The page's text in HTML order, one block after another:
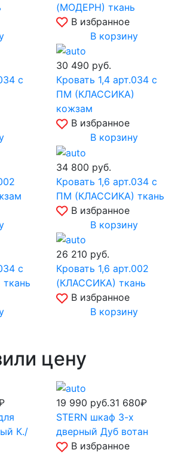
(МОДЕРН) ткань
В избранное
В корзину
с
30 490 руб.
Кровать 1,4 арт.034 с
ПМ (КЛАССИКА)
кожзам
В избранное
В корзину
34 800 руб.
Кровать 1,6 арт.034 с
ПМ (КЛАССИКА) ткань
В избранное
В корзину
с
26 210 руб.
Кровать 1,6 арт.002
(КЛАССИКА) ткань
В избранное
В корзину
цену
К./
19 990 руб.31 680₽
STERN шкаф 3-х
дверный Дуб вотан
В избранное